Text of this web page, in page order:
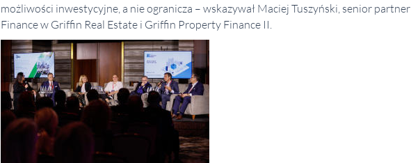
możliwości inwestycyjne, a nie ogranicza – wskazywał Maciej Tuszyński, senior partner
Finance w Griffin Real Estate i Griffin Property Finance II.